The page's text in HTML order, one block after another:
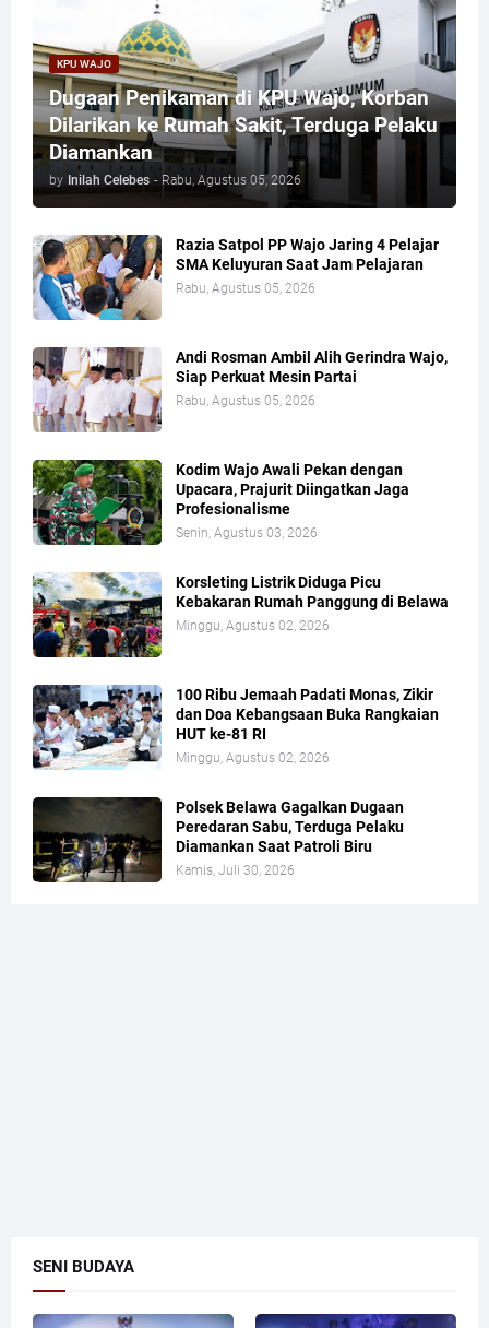
KPU WAJO
Dugaan Penikaman di KPU Wajo, Korban
Dilarikan ke Rumah Sakit, Terduga Pelaku
Diamankan
by Inilah Celebes - Rabu, Agustus 05, 2026
Razia Satpol PP Wajo Jaring 4 Pelajar
SMA Keluyuran Saat Jam Pelajaran
Rabu, Agustus 05, 2026
Andi Rosman Ambil Alih Gerindra Wajo,
Siap Perkuat Mesin Partai
Rabu, Agustus 05, 2026
Kodim Wajo Awali Pekan dengan
Upacara, Prajurit Diingatkan Jaga
Profesionalisme
Senin, Agustus 03, 2026
Korsleting Listrik Diduga Picu
Kebakaran Rumah Panggung di Belawa
Minggu, Agustus 02, 2026
100 Ribu Jemaah Padati Monas, Zikir
dan Doa Kebangsaan Buka Rangkaian
HUT ke-81 RI
Minggu, Agustus 02, 2026
Polsek Belawa Gagalkan Dugaan
Peredaran Sabu, Terduga Pelaku
Diamankan Saat Patroli Biru
Kamis, Juli 30, 2026
SENI BUDAYA